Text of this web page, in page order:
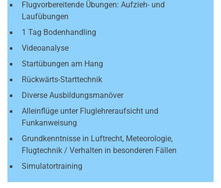
Flugvorbereitende Übungen: Aufzieh- und
Laufübungen
1 Tag Bodenhandling
Videoanalyse
Startübungen am Hang
Rückwärts-Starttechnik
Diverse Ausbildungsmanöver
Alleinflüge unter Fluglehreraufsicht und
Funkanweisung
Grundkenntnisse in Luftrecht, Meteorologie,
Flugtechnik / Verhalten in besonderen Fällen
Simulatortraining